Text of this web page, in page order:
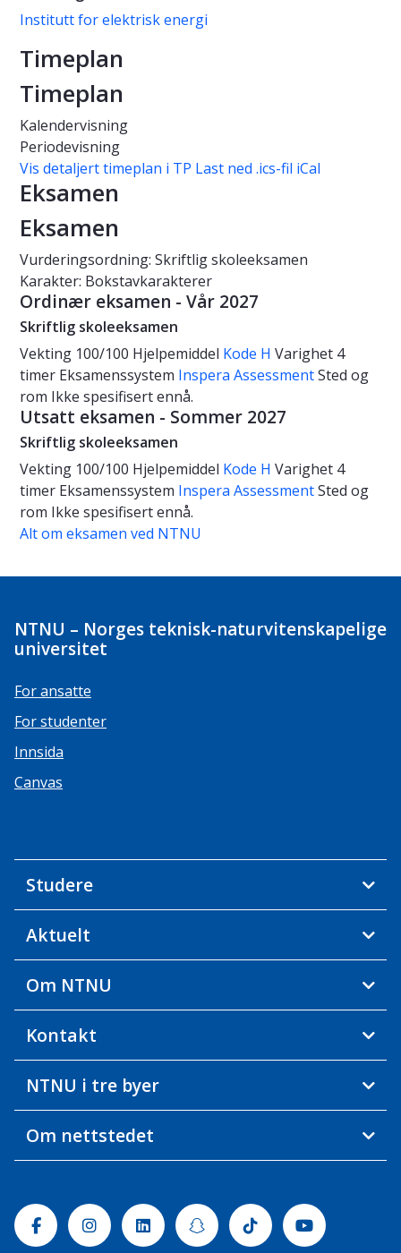
Institutt for elektrisk energi
Timeplan
Timeplan
Kalendervisning
Periodevisning
Vis detaljert timeplan i TP Last ned .ics-fil iCal
Eksamen
Eksamen
Vurderingsordning: Skriftlig skoleeksamen
Karakter: Bokstavkarakterer
Ordinær eksamen - Vår 2027
Skriftlig skoleeksamen
Vekting 100/100 Hjelpemiddel Kode H Varighet 4
timer Eksamenssystem Inspera AssessmentSted og
rom Ikke spesifisert ennå.
Utsatt eksamen - Sommer 2027
Skriftlig skoleeksamen
Vekting 100/100 Hjelpemiddel Kode H Varighet 4
timer Eksamenssystem Inspera AssessmentSted og
rom Ikke spesifisert ennå.
Alt om eksamen ved NTNU
NTNU – Norges teknisk-naturvitenskapelige
universitet
For ansatte
For studenter
Innsida
Canvas
Studere
Aktuelt
Om NTNU
Kontakt
NTNU i tre byer
Om nettstedet
FacebookInstagramLinkedinSnapchatTiktok Youtube